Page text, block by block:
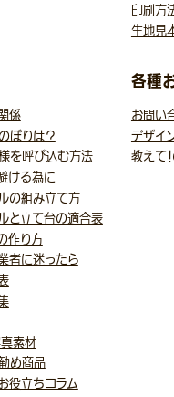
印刷方
生地見
係
ぼりは？
を呼び込む方法
ける為に
の組み立て方
と立て台の適合表
作り方
者に迷ったら
真素材
め商品
役立ちコラム
各種
お問い
デザイ
教えて